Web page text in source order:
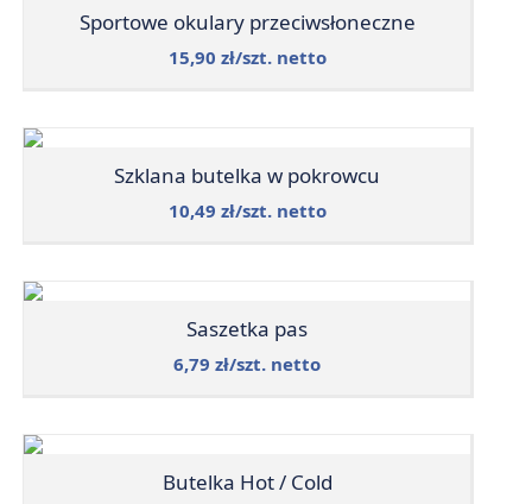
Sportowe okulary przeciwsłoneczne
15,90 zł/szt. netto
Szklana butelka w pokrowcu
10,49 zł/szt. netto
Saszetka pas
6,79 zł/szt. netto
Butelka Hot / Cold